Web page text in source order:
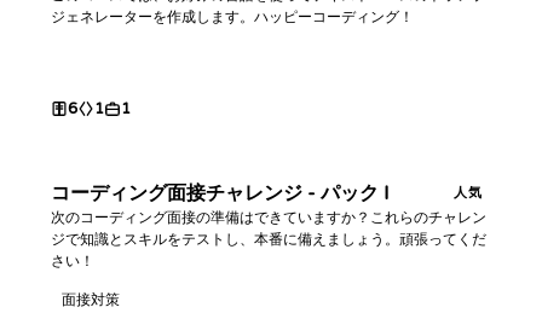
ジェネレーターを作成します。ハッピーコーディング！
6 1 1
コーディング面接チャレンジ - パック I 人気
次のコーディング面接の準備はできていますか？これらのチャレン
ジで知識とスキルをテストし、本番に備えましょう。頑張ってくだ
さい！
面接対策